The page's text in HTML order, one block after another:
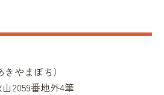
きやまぼち）
2059番地外4筆